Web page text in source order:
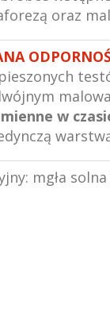
oraz
w
mgła